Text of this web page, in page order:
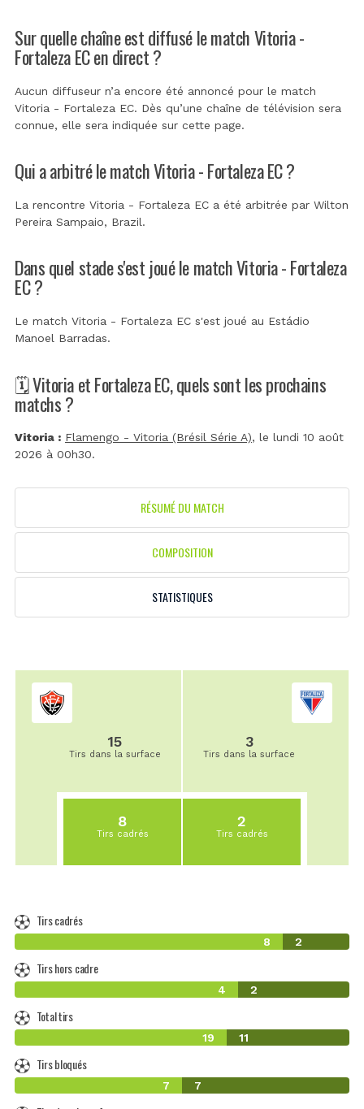
Sur quelle chaîne est diffusé le match Vitoria -
Fortaleza EC en direct ?
Aucun diffuseur n’a encore été annoncé pour le match
Vitoria - Fortaleza EC. Dès qu’une chaîne de télévision sera
connue, elle sera indiquée sur cette page.
Qui a arbitré le match Vitoria - Fortaleza EC ?
La rencontre Vitoria - Fortaleza EC a été arbitrée par Wilton
Pereira Sampaio, Brazil.
Dans quel stade s'est joué le match Vitoria - Fortaleza
EC ?
Le match Vitoria - Fortaleza EC s'est joué au Estádio
Manoel Barradas.
🗓️ Vitoria et Fortaleza EC, quels sont les prochains
matchs ?
Vitoria : Flamengo - Vitoria (Brésil Série A), le lundi 10 août
2026 à 00h30.
RÉSUMÉ DU MATCH
COMPOSITION
STATISTIQUES
15
Tirs dans la surface
8
Tirs cadrés
3
Tirs dans la surface
2
Tirs cadrés
Tirs cadrés
8 2
Tirs hors cadre
4 2
Total tirs
19 11
Tirs bloqués
7 7